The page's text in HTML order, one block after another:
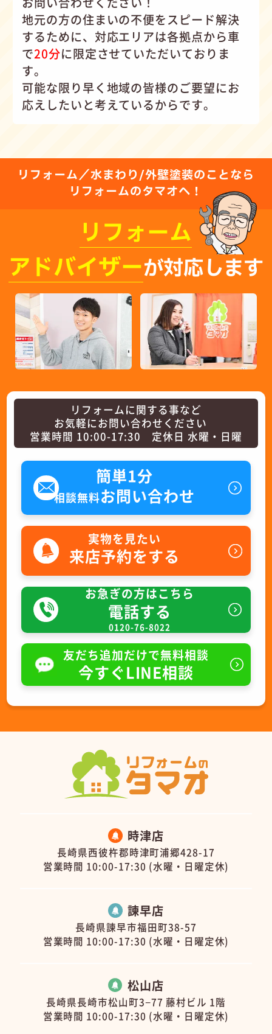
地元の方の住まいの不便をスピード解決
するために、対応エリアは各拠点から車
で20分に限定させていただいておりま
す。
可能な限り早く地域の皆様のご要望にお
応えしたいと考えているからです。
リフォーム／水まわり/外壁塗装のことなら
リフォームのタマオへ！
リフォーム
アドバイザーが対応します
リフォームに関する事など
お気軽にお問い合わせください
営業時間 10:00-17:30 定休日 水曜・日曜
簡単1分
相談無料お問い合わせ
実物を見たい
来店予約をする
お急ぎの方はこちら
電話する
0120-76-8022
友だち追加だけで無料相談
今すぐLINE相談
時津店
長崎県西彼杵郡時津町浦郷428-17
営業時間 10:00-17:30 (水曜・日曜定休)
諫早店
長崎県諫早市福田町38-57
営業時間 10:00-17:30 (水曜・日曜定休)
松山店
長崎県長崎市松山町3−77 藤村ビル 1階
営業時間 10:00-17:30 (水曜・日曜定休)